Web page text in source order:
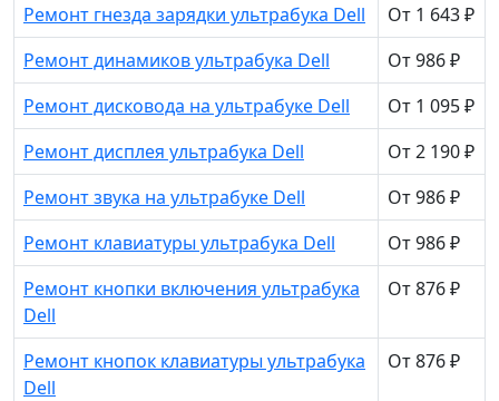
Ремонт гнезда зарядки ультрабука Dell
От 1 643 ₽
Ремонт динамиков ультрабука Dell
От 986 ₽
Ремонт дисковода на ультрабуке Dell
От 1 095 ₽
Ремонт дисплея ультрабука Dell
От 2 190 ₽
Ремонт звука на ультрабуке Dell
От 986 ₽
Ремонт клавиатуры ультрабука Dell
От 986 ₽
Ремонт кнопки включения ультрабука
Dell
От 876 ₽
Ремонт кнопок клавиатуры ультрабука
Dell
От 876 ₽